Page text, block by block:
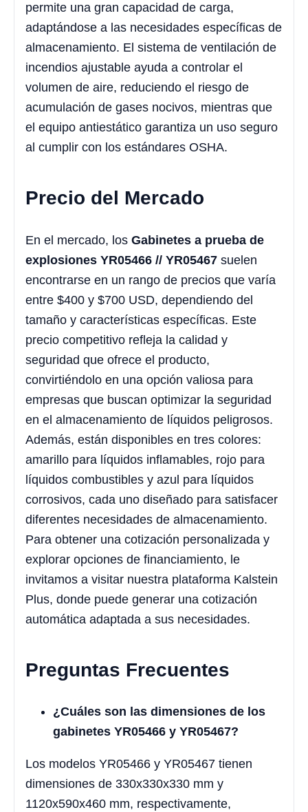
permite una gran capacidad de carga,
adaptándose a las necesidades específicas de
almacenamiento. El sistema de ventilación de
incendios ajustable ayuda a controlar el
volumen de aire, reduciendo el riesgo de
acumulación de gases nocivos, mientras que
el equipo antiestático garantiza un uso seguro
al cumplir con los estándares OSHA.
Precio del Mercado
En el mercado, los Gabinetes a prueba de
explosiones YR05466 // YR05467 suelen
encontrarse en un rango de precios que varía
entre $400 y $700 USD, dependiendo del
tamaño y características específicas. Este
precio competitivo refleja la calidad y
seguridad que ofrece el producto,
convirtiéndolo en una opción valiosa para
empresas que buscan optimizar la seguridad
en el almacenamiento de líquidos peligrosos.
Además, están disponibles en tres colores:
amarillo para líquidos inflamables, rojo para
líquidos combustibles y azul para líquidos
corrosivos, cada uno diseñado para satisfacer
diferentes necesidades de almacenamiento.
Para obtener una cotización personalizada y
explorar opciones de financiamiento, le
invitamos a visitar nuestra plataforma Kalstein
Plus, donde puede generar una cotización
automática adaptada a sus necesidades.
Preguntas Frecuentes
¿Cuáles son las dimensiones de los
gabinetes YR05466 y YR05467?
Los modelos YR05466 y YR05467 tienen
dimensiones de 330x330x330 mm y
1120x590x460 mm, respectivamente,